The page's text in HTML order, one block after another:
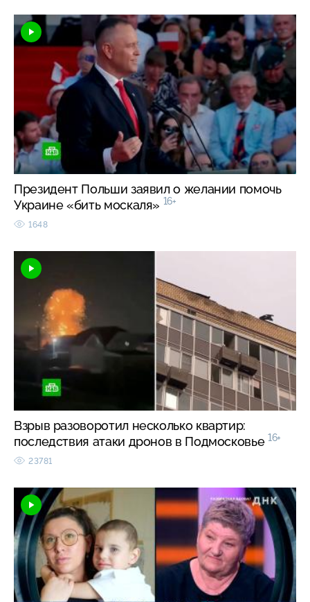
Президент Польши заявил о желании помочь
Украине «бить москаля» 16+
1648
Взрыв разоворотил несколько квартир:
последствия атаки дронов в Подмосковье 16+
23781